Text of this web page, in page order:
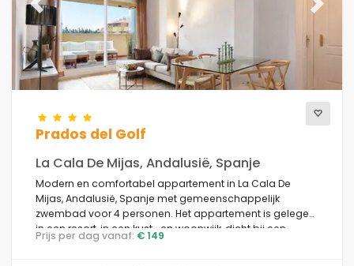
Previous Next
Prados del Golf
La Cala De Mijas, Andalusië, Spanje
Modern en comfortabel appartement in La Cala De
Mijas, Andalusië, Spanje met gemeenschappelijk
zwembad voor 4 personen. Het appartement is gelegen
in een resort, in een kust- en woonwijk, dicht bij een
golfbaan, restaurants en bars, en supermarkten, 1 km van
Prijs per dag vanaf: € 149